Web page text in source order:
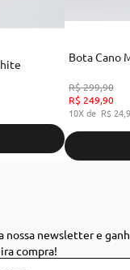
Bota Cano
R$ 299,90
R$ 249,90
10
R$ 24,
nossa newsletter e
compra!